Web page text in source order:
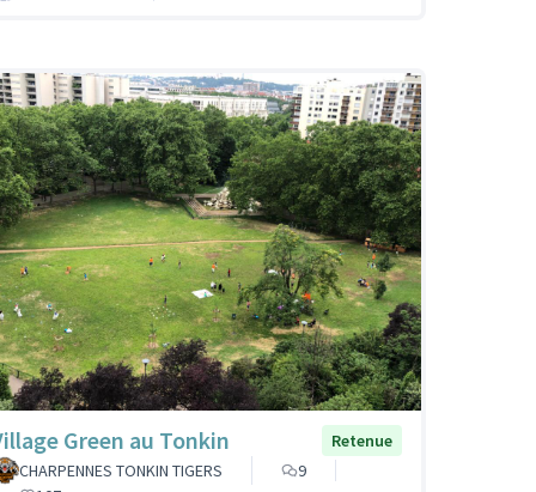
Green au Tonkin
Retenue
CHARPENNES TONKIN TIGERS
9